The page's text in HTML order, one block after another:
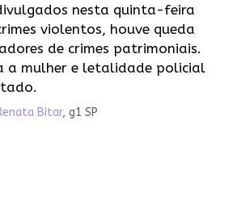
nesta quinta-feira
violentos, houve queda
de crimes patrimoniais.
a mulher e letalidade policial
Bitar, g1 SP